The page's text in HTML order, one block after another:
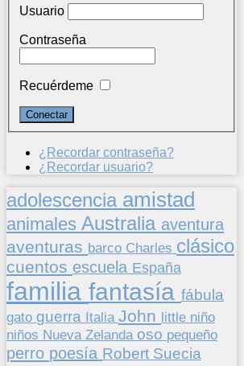
Usuario
Contraseña
Recuérdeme
¿Recordar contraseña?
¿Recordar usuario?
adolescencia amistad
animales Australia aventura
aventuras barco Charles clásico
cuentos escuela España
familia fantasía fábula
gato guerra Italia John little niño
niños Nueva Zelanda oso pequeño
perro poesía Robert Suecia